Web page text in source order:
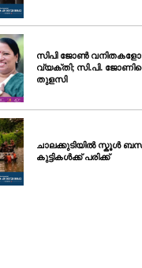
സിപി ജോൺ വനിതകളോട്
വ്യക്തി; സി.പി.
തുളസി
ചാലക്കുടിയിൽ സ്കൂൾ ബസ്
കുട്ടികൾക്ക് പരിക്ക്